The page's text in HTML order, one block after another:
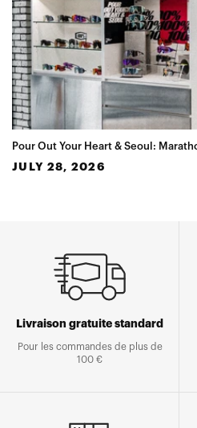
Pour Out Your Heart & Seoul:
JULY 28, 2026
Livraison gratuite standard
Pour les commandes de plus de
100 €